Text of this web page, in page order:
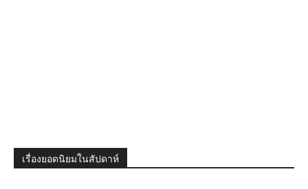
เรื่องยอดนิยมในสัปดาห์